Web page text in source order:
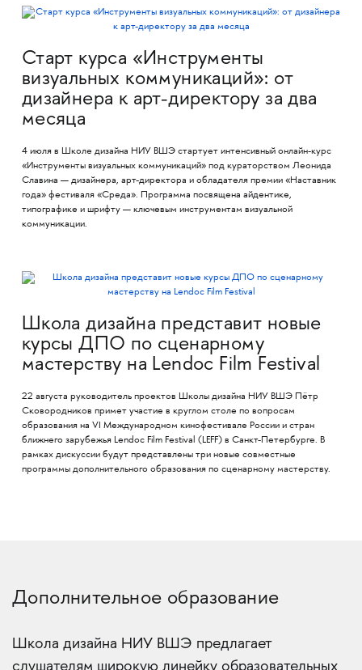
Старт курса «Инструменты
визуальных коммуникаций»: от
дизайнера к арт-директору за два
месяца
4 июля в Школе дизайна НИУ ВШЭ стартует интенсивный онлайн-курс
«Инструменты визуальных коммуникаций» под кураторством Леонида
Славина — дизайнера, арт-директора и обладателя премии «Наставник
года» фестиваля «Среда». Программа посвящена айдентике,
типографике и шрифту — ключевым инструментам визуальной
коммуникации.
Школа дизайна представит новые
курсы ДПО по сценарному
мастерству на Lendoc Film Festival
22 августа руководитель проектов Школы дизайна НИУ ВШЭ Пётр
Сковородников примет участие в круглом столе по вопросам
образования на VI Международном кинофестивале России и стран
ближнего зарубежья Lendoc Film Festival (LEFF) в Санкт-Петербурге. В
рамках дискуссии будут представлены три новые совместные
программы дополнительного образования по сценарному мастерству.
Дополнительное образование
Школа дизайна НИУ ВШЭ предлагает